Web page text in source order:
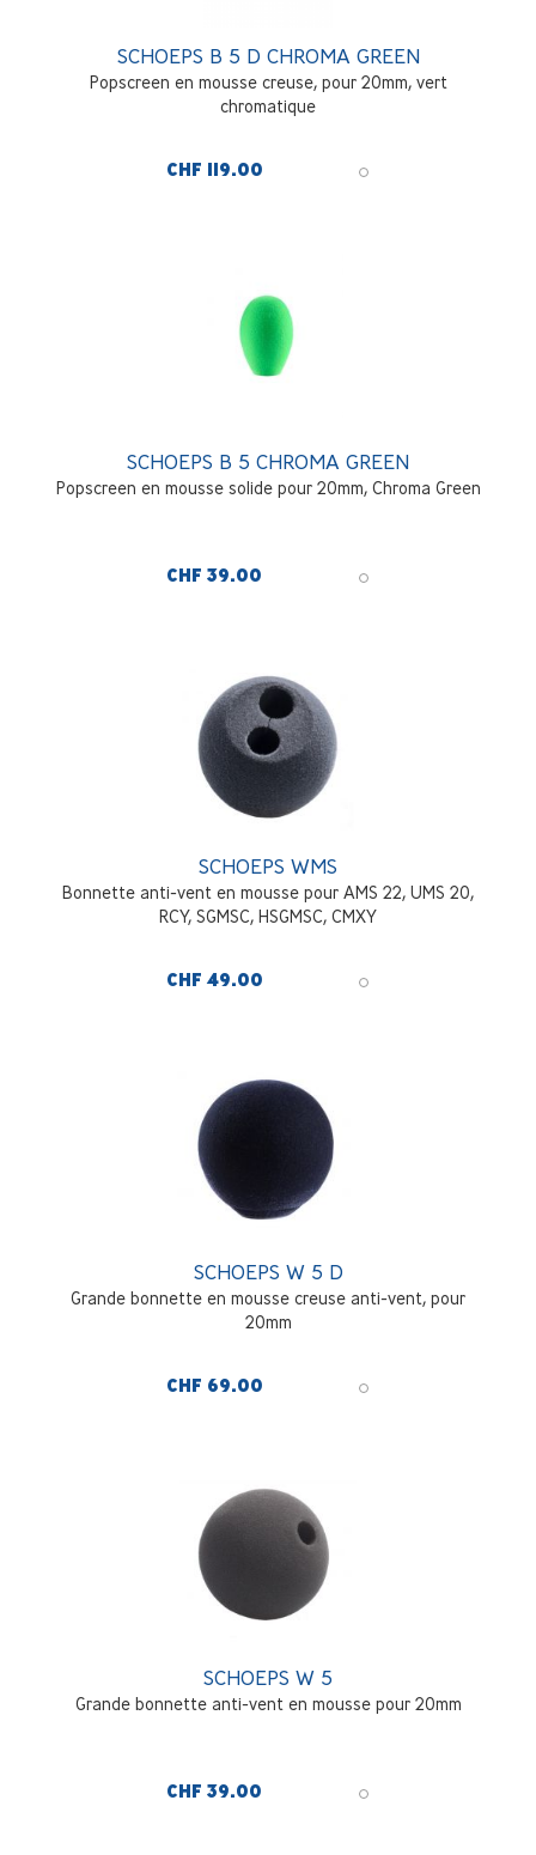
SCHOEPS B 5 D CHROMA GREEN
Popscreen en mousse creuse, pour 20mm, vert
chromatique
CHF 119.00
SCHOEPS B 5 CHROMA GREEN
Popscreen en mousse solide pour 20mm, Chroma Green
CHF 39.00
SCHOEPS WMS
Bonnette anti-vent en mousse pour AMS 22, UMS 20,
RCY, SGMSC, HSGMSC, CMXY
CHF 49.00
SCHOEPS W 5 D
Grande bonnette en mousse creuse anti-vent, pour
20mm
CHF 69.00
SCHOEPS W 5
Grande bonnette anti-vent en mousse pour 20mm
CHF 39.00